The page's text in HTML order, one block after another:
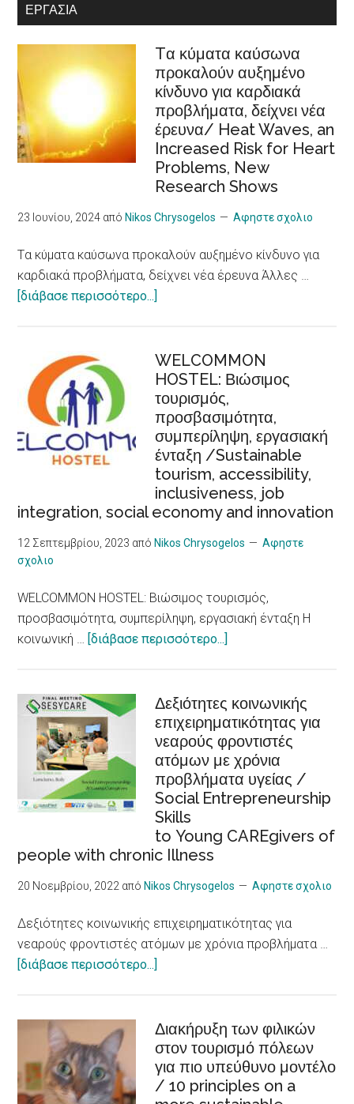
Φροντίδας
/Recognition
of
cooperatives
in
the
European
Care
Strategy
ΕΡΓΑΣΊΑ
Tα κύματα καύσωνα
προκαλούν αυξημένο
κίνδυνο για καρδιακά
προβλήματα, δείχνει νέα
έρευνα/ Heat Waves, an
Increased Risk for Heart
Problems, New
Research Shows
23 Ιουνίου, 2024 από Nikos Chrysogelos Αφηστε σχολιο
Tα κύματα καύσωνα προκαλούν αυξημένο κίνδυνο για
καρδιακά προβλήματα, δείχνει νέα έρευνα Άλλες …
[διάβασε περισσότερο...]
καύσωνα
προκαλούν
αυξημένο
κίνδυνο
για
καρδιακά
προβλήματα,
δείχνει
νέα
έρευνα/
an
Increased
Risk
Problems,
New
Research
Shows
WELCOMMON
HOSTEL: Βιώσιμος
τουρισμός,
προσβασιμότητα,
συμπερίληψη, εργασιακή
ένταξη /Sustainable
tourism, accessibility,
inclusiveness, job
integration, social economy and innovation
12 Σεπτεμβρίου, 2023 από Nikos Chrysogelos
Αφηστε
σχολιο
WELCOMMON HOSTEL: Βιώσιμος τουρισμός,
προσβασιμότητα, συμπερίληψη, εργασιακή ένταξη Η
κοινωνική … [διάβασε περισσότερο...]
Βιώσιμος
τουρισμός,
προσβασιμότητα,
συμπερίληψη,
εργασιακή
ένταξη
tourism,
inclusiveness,
integration,
social
Δεξιότητες κοινωνικής
επιχειρηματικότητας για
νεαρούς φροντιστές
ατόμων με χρόνια
προβλήματα υγείας /
Social Entrepreneurship
Skills
to Young CAREgivers of
people with chronic Illness
20 Νοεμβρίου, 2022 από Nikos Chrysogelos Αφηστε σχολιο
Δεξιότητες κοινωνικής επιχειρηματικότητας για
νεαρούς φροντιστές ατόμων με χρόνια προβλήματα …
[διάβασε περισσότερο...]
επιχειρηματικότητας
για
νεαρούς
φροντιστές
Διακήρυξη των φιλικών
στον τουρισμό πόλεων
για πιο υπεύθυνο μοντέλο
/ 10 principles on a